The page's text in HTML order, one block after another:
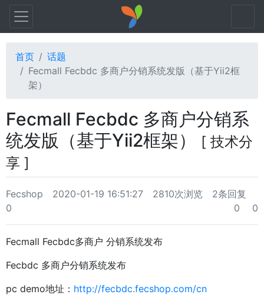
首页
话题
Fecmall Fecbdc 多商户分销系统发版（基于Yii2框
架）
Fecmall Fecbdc 多商户分销系
统发版（基于Yii2框架）
[ 技术分
享 ]
Fecshop 2020-01-19 16:51:27 2810次浏览
2条回复
0
0 0
Fecmall Fecbdc多商户 分销系统发布
Fecbdc 多商户分销系统发布
pc demo地址： http://fecbdc.fecshop.com/cn